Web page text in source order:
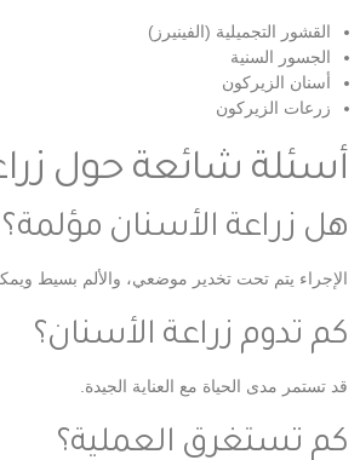
القشور التجميلية (الفينيرز)
الجسور السنية
أسنان الزيركون
زرعات الزيركون
أسئلة شائعة حول
هل زراعة الأسنان مؤلمة؟
الإجراء يتم تحت تخدير موضعي، والألم بسيط
كم تدوم زراعة الأسنان؟
قد تستمر مدى الحياة مع العناية الجيدة.
كم تستغرق العملية؟